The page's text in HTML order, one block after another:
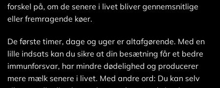
forskel på, om de senere i livet bliver gennemsnitlige
eller fremragende køer.
De første timer, dage og uger er altafgørende. Med en
lille indsats kan du sikre at din besætning får et bedre
immunforsvar, har mindre dødelighed og producerer
mere mælk senere i livet. Med andre ord: Du kan selv